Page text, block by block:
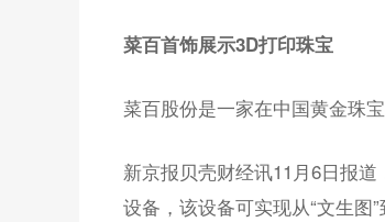
菜百首饰展示3D打印珠宝
菜百股份是一家在中国黄金珠
新京报贝壳财经讯11月6日报
设备，该设备可实现从“文生图